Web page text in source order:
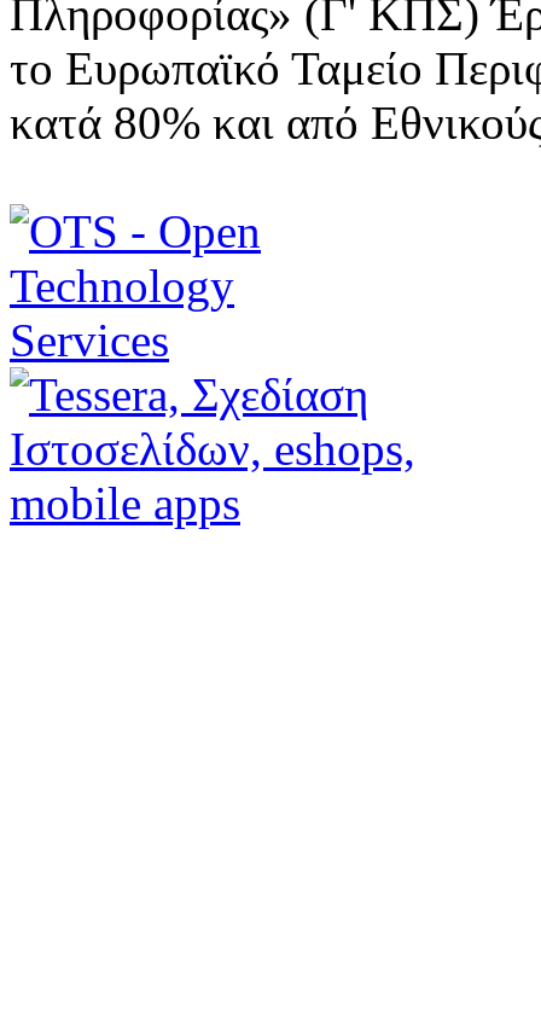
Πληροφορίας» (Γ' ΚΠΣ)
το Ευρωπαϊκό Ταμείο
κατά 80% και από